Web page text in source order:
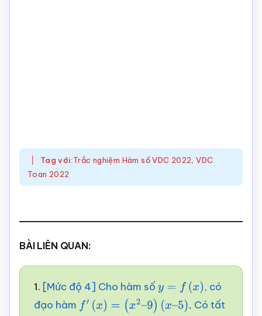
Tag với:Trắc nghiệm Hàm số VDC 2022,VDC
Toan 2022
BÀI LIÊN QUAN:
1. [Mức độ 4] Cho hàm số y =f( x )
, có
đạo hàm f′( x)= (x2 –9)(x– 5).
Có tất